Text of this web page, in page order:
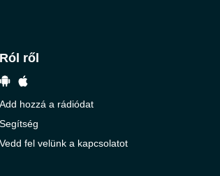
Ról ről
Add hozzá a rádiódat
Segítség
Vedd fel velünk a kapcsolatot